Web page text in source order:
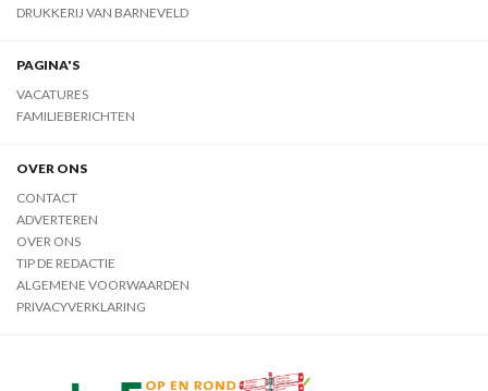
DRUKKERIJ VAN BARNEVELD
PAGINA'S
VACATURES
FAMILIEBERICHTEN
OVER ONS
CONTACT
ADVERTEREN
OVER ONS
TIP DE REDACTIE
ALGEMENE VOORWAARDEN
PRIVACYVERKLARING